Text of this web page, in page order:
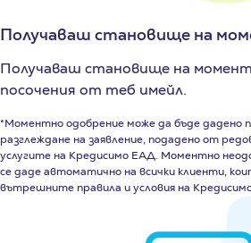
Получаваш становище на
Получаваш становище на
посочения от теб имейл.
*Моментно одобрение може да бъде дадено
разглеждане на заявление, подадено от
услугите на Кредисимо ЕАД. Моментно
се даде автоматично на всички клиенти,
вътрешните правила и условия на